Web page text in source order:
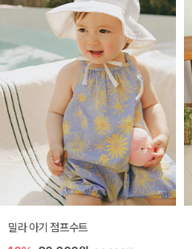
토닉 아기 민소매 티셔츠